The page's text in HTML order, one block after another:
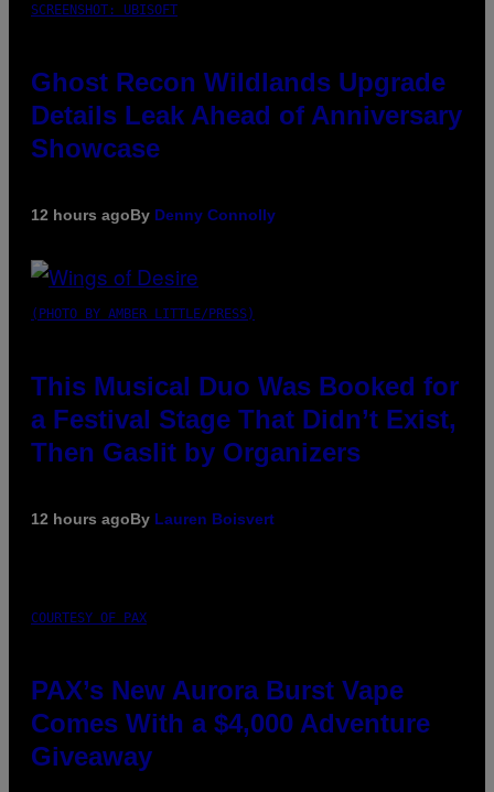
SCREENSHOT: UBISOFT
Ghost Recon Wildlands Upgrade
Details Leak Ahead of Anniversary
Showcase
12 hours agoBy Denny Connolly
(PHOTO BY AMBER LITTLE/PRESS)
This Musical Duo Was Booked for
a Festival Stage That Didn’t Exist,
Then Gaslit by Organizers
12 hours agoBy Lauren Boisvert
COURTESY OF PAX
PAX’s New Aurora Burst Vape
Comes With a $4,000 Adventure
Giveaway